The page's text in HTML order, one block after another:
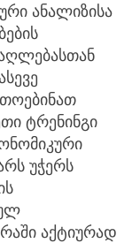
ანალიზისა
ტრენინგი
უჭერს
აქტიურად